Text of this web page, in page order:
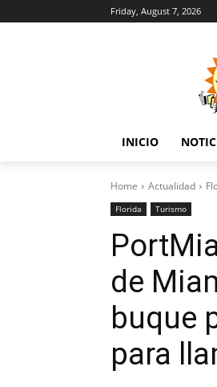
Friday, August 7, 2026
INICIO
Home Actualidad
Florida Turismo
de
buque
para